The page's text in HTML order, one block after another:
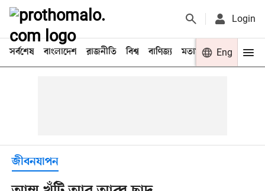
Login
সর্বশেষ বাংলাদেশ রাজনীতি বিশ্ব বাণিজ্য মতামত খেলা
Eng
জীবনযাপন